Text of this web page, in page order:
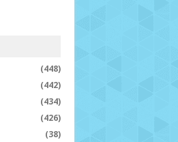
(448)
(442)
(434)
(426)
(38)